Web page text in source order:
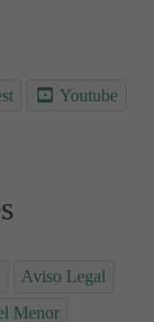
Youtube
Aviso Legal
Menor